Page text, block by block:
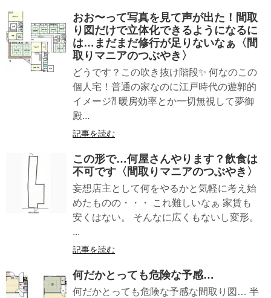
おお〜って写真を見て声が出た！間取
り図だけで立体化できるようになるに
は…まだまだ修行が足りないなぁ〈間
取りマニアのつぶやき〉
どうです？この吹き抜け階段✨ 何なのこの
個人宅！普通の家なのに江戸時代の遊郭的
イメージ⁈ 暖房効率とか一切無視して夢御
殿...
記事を読む
この形で…何屋さんやります？飲食は
不可です〈間取りマニアのつぶやき〉
妄想店主として何をやるかと気軽に考え始
めたものの・・・ これ難しいなぁ 家賃も
安くはない。 そんなに広くもないし変形。
...
記事を読む
何だかとっても危険な予感…
何だかとっても危険な予感な間取り図… 半